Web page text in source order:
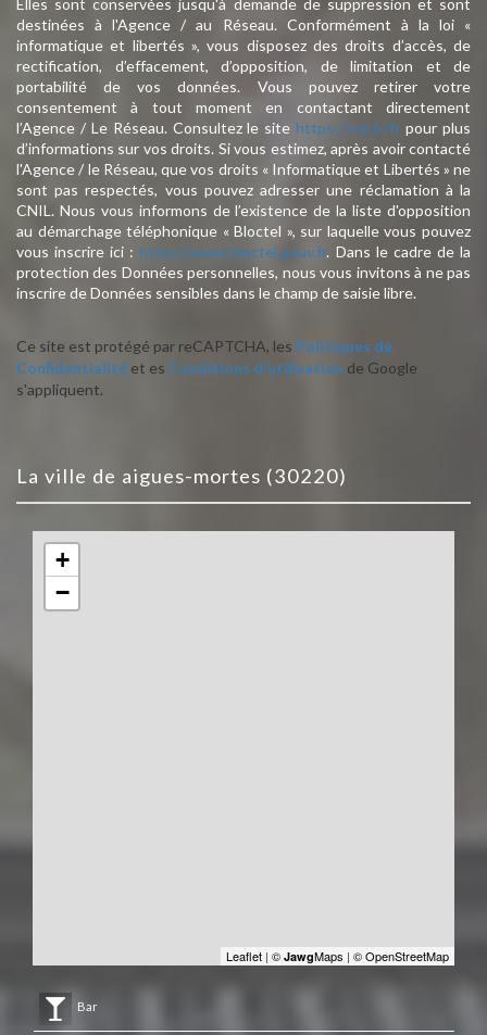
Elles sont conservées jusqu'à demande de suppression et sont
destinées à l'Agence / au Réseau. Conformément à la loi «
informatique et libertés », vous disposez des droits d’accès, de
rectification, d’effacement, d’opposition, de limitation et de
portabilité de vos données. Vous pouvez retirer votre
consentement à tout moment en contactant directement
l’Agence / Le Réseau. Consultez le site https://cnil.fr/fr pour plus
d’informations sur vos droits. Si vous estimez, après avoir contacté
l'Agence / le Réseau, que vos droits « Informatique et Libertés » ne
sont pas respectés, vous pouvez adresser une réclamation à la
CNIL. Nous vous informons de l’existence de la liste d'opposition
au démarchage téléphonique « Bloctel », sur laquelle vous pouvez
vous inscrire ici : https://www.bloctel.gouv.fr. Dans le cadre de la
protection des Données personnelles, nous vous invitons à ne pas
inscrire de Données sensibles dans le champ de saisie libre.
Ce site est protégé par reCAPTCHA, les Politiques de
Confidentialité et es Conditions d'utilisation de Google
s'appliquent.
la ville de aigues-mortes (30220)
+
−
Leaflet | © JawgMaps | © OpenStreetMap
Bar